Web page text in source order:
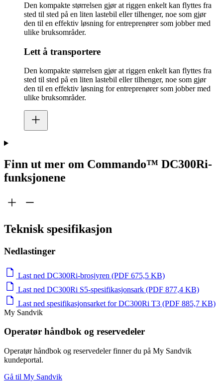
Den kompakte størrelsen gjør at riggen enkelt kan flyttes fra
sted til sted på en liten lastebil eller tilhenger, noe som gjør
den til en effektiv løsning for entreprenører som jobber med
ulike bruksområder.
Lett å transportere
Den kompakte størrelsen gjør at riggen enkelt kan flyttes fra
sted til sted på en liten lastebil eller tilhenger, noe som gjør
den til en effektiv løsning for entreprenører som jobber med
ulike bruksområder.
Finn ut mer om Commando™ DC300Ri-
funksjonene
Teknisk spesifikasjon
Nedlastinger
Last ned DC300Ri-brosjyren (PDF 675,5 KB)
Last ned DC300Ri S5-spesifikasjonsark (PDF 877,4 KB)
Last ned spesifikasjonsarket for DC300Ri T3 (PDF 885,7 KB)
My Sandvik
Operatør håndbok og reservedeler
Operatør håndbok og reservedeler finner du på My Sandvik
kundeportal.
Gå til My Sandvik